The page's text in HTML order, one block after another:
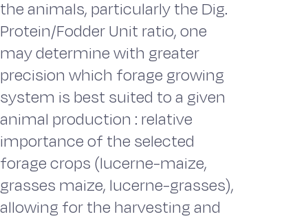
the animals, particularly the Dig.
Protein/Fodder Unit ratio, one
may determine with greater
precision which forage growing
system is best suited to a given
animal production : relative
importance of the selected
forage crops (lucerne-maize,
grasses maize, lucerne-grasses),
allowing for the harvesting and